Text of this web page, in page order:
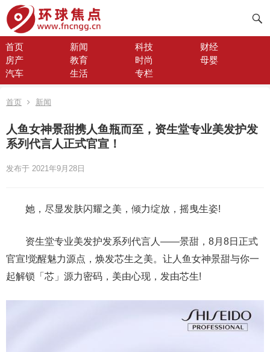
首页 新闻 科技
财经
房产
教育 时尚
母婴
汽车
生活 专栏
首页 新闻
人鱼女神景甜携人鱼瓶而至，资生堂专业美发护发
系列代言人正式官宣！
发布于 2021年9月28日
她，尽显发肤闪耀之美，倾力绽放，摇曳生姿!
资生堂专业美发护发系列代言人——景甜，8月8日正式
官宣!觉醒魅力源点，焕发芯生之美。让人鱼女神景甜与你一
起解锁「芯」源力密码，美由心现，发由芯生!